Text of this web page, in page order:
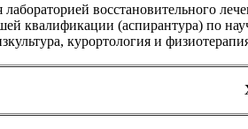
восстановительного
квалификации (аспирантура) по
курортология и